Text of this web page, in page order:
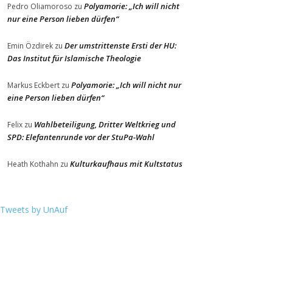
Pedro Oliamoroso zu Polyamorie: „Ich will nicht
nur eine Person lieben dürfen“
Emin Özdirek zu Der umstrittenste Ersti der HU:
Das Institut für Islamische Theologie
Markus Eckbert zu Polyamorie: „Ich will nicht nur
eine Person lieben dürfen“
Felix zu Wahlbeteiligung, Dritter Weltkrieg und
SPD: Elefantenrunde vor der StuPa-Wahl
Heath Kothahn zu Kulturkaufhaus mit Kultstatus
Tweets by UnAuf